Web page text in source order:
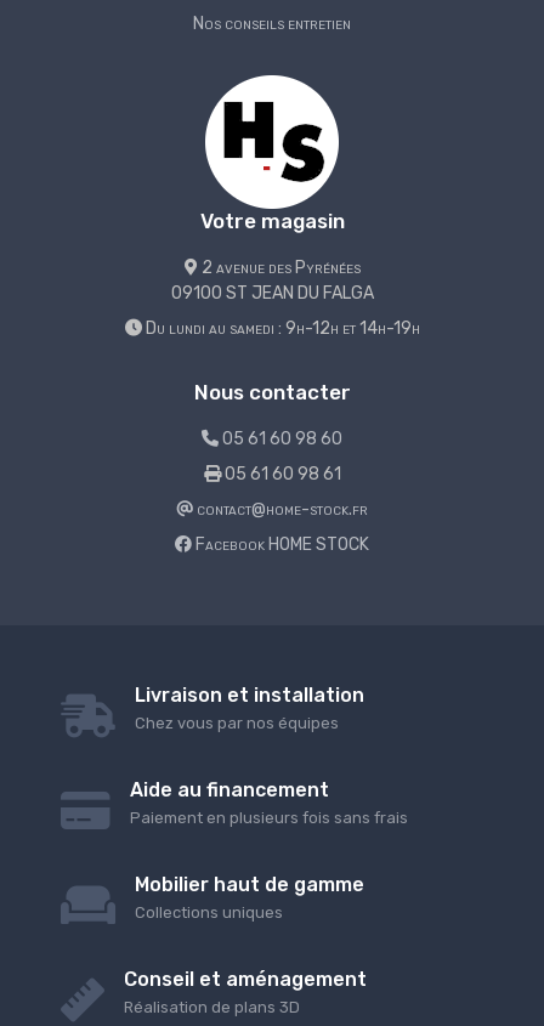
Nos conseils entretien
Votre magasin
2 avenue des Pyrénées
09100 ST JEAN DU FALGA
Du lundi au samedi : 9h-12h et 14h-19h
Nous contacter
05 61 60 98 60
05 61 60 98 61
contact@home-stock.fr
Facebook HOME STOCK
Livraison et installation
Chez vous par nos équipes
Aide au financement
Paiement en plusieurs fois sans frais
Mobilier haut de gamme
Collections uniques
Conseil et aménagement
Réalisation de plans 3D